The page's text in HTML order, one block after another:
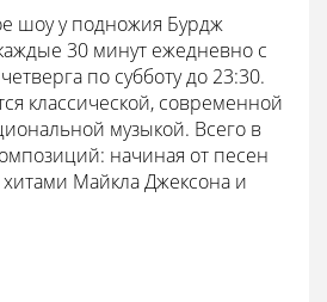
шоу у подножия Бурдж
30 минут ежедневно с
по субботу до 23:30.
классической, современной
музыкой. Всего в
начиная от песен
Майкла Джексона и